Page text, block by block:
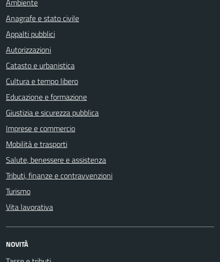
Ambiente
Anagrafe e stato civile
Appalti pubblici
Autorizzazioni
Catasto e urbanistica
Cultura e tempo libero
Educazione e formazione
Giustizia e sicurezza pubblica
Imprese e commercio
Mobilità e trasporti
Salute, benessere e assistenza
Tributi, finanze e contravvenzioni
Turismo
Vita lavorativa
NOVITÀ